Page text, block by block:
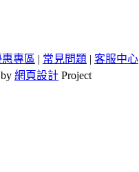
專區 | 常見問題 | 客服中心
網頁設計 Project